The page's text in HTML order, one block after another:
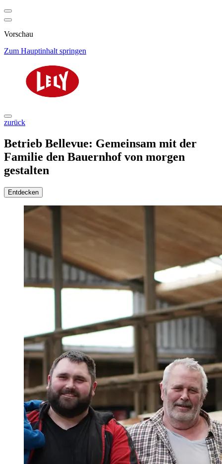
Vorschau
Zum Hauptinhalt springen
zurück
Betrieb Bellevue: Gemeinsam mit der
Familie den Bauernhof von morgen
gestalten
Entdecken